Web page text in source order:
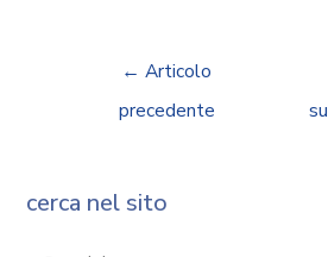
← Articolo
precedente
cerca nel sito